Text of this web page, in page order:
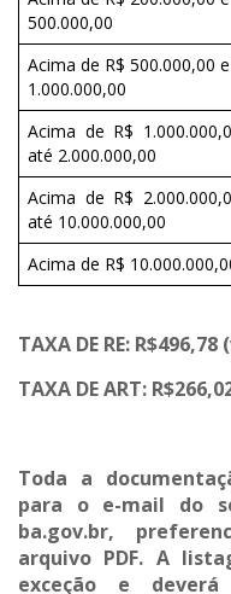
500.000,00
Acima de R$ 500.000,00
1.000.000,00
Acima de R$
até 2.000.000,00
Acima de R$
até 10.000.000,00
Acima de R$
TAXA DE RE:
TAXA DE ART:
Toda a
para o e-mail do
ba.gov.br,
arquivo PDF. A
exceção e